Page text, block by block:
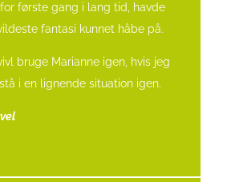
første gang i lang tid, havde
fantasi kunnet håbe på.
bruge Marianne igen, hvis jeg
i en lignende situation igen.